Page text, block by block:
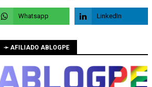
➛ AFILIADO ABLOGPE